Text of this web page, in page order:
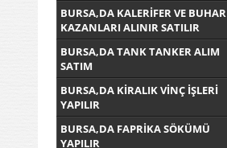
BURSA,DA KALERİFER VE BUHAR
KAZANLARI ALINIR SATILIR
BURSA,DA TANK TANKER ALIM
SATIM
BURSA,DA KİRALIK VİNÇ İŞLERİ
YAPILIR
BURSA,DA FAPRİKA SÖKÜMÜ
YAPILIR